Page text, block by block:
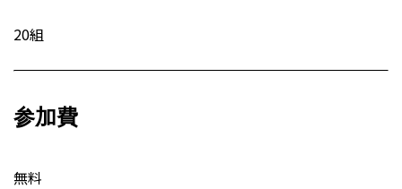
20組
参加費
無料